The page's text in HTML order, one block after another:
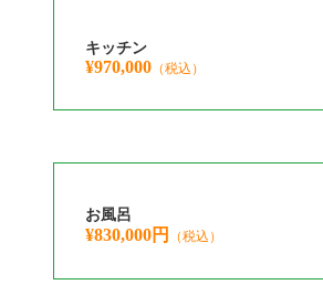
キッチン
¥970,000 （税込）
お風呂
¥830,000円 （税込）